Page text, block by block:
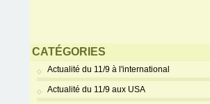
CATÉGORIES
Actualité du 11/9 à l'international
Actualité du 11/9 aux USA